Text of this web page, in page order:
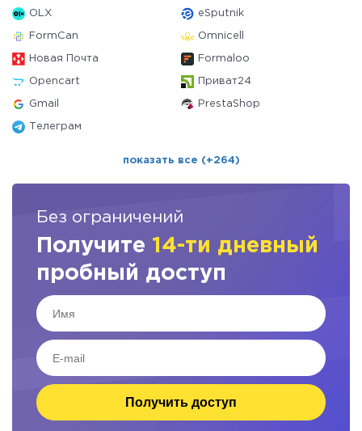
OLX eSputnik
FormCan Omnicell
Новая Почта Formaloo
Opencart Приват24
Gmail PrestaShop
Телеграм
показать все (+264)
Без ограничений
Получите 14-ти дневный
пробный доступ
Получить доступ